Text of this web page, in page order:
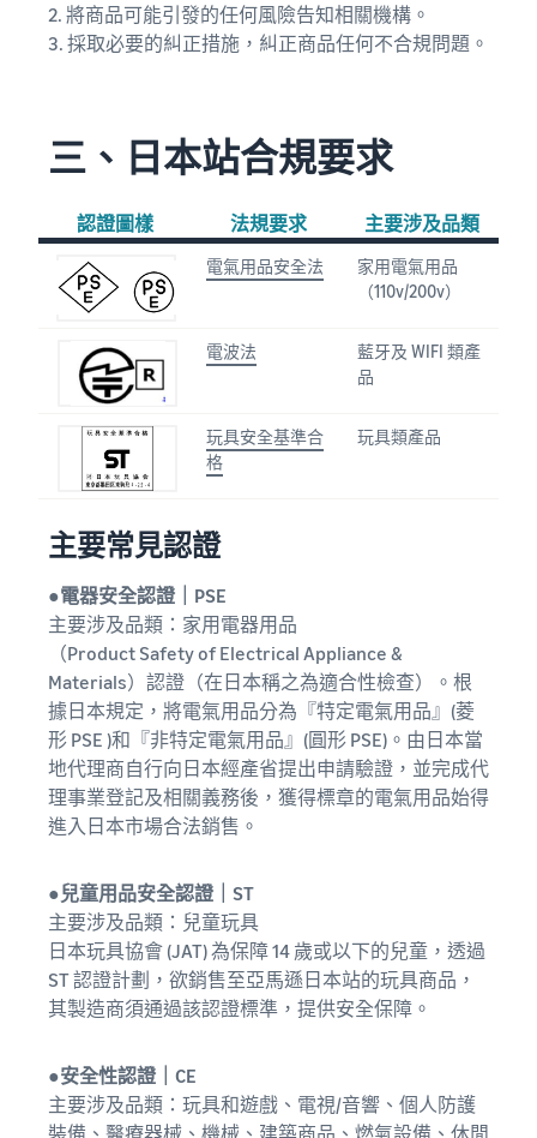
2. 將商品可能引發的任何風險告知相關機構。
3. 採取必要的糾正措施，糾正商品任何不合規問題。
三、日本站合規要求
認證圖樣 法規要求 主要涉及品類
電氣用品安全法
家用電氣用品
（110v/200v）
電波法
藍牙及 WIFI 類產
品
玩具安全基準合
格
玩具類產品
主要常見認證
●電器安全認證｜PSE
主要涉及品類：家用電器用品
（Product Safety of Electrical Appliance &
Materials）認證（在日本稱之為適合性檢查）。根
據日本規定，將電氣用品分為『特定電氣用品』(菱
形 PSE )和『非特定電氣用品』(圓形 PSE)。由日本當
地代理商自行向日本經產省提出申請驗證，並完成代
理事業登記及相關義務後，獲得標章的電氣用品始得
進入日本市場合法銷售。
●兒童用品安全認證｜ST
主要涉及品類：兒童玩具
日本玩具協會 (JAT) 為保障 14 歲或以下的兒童，透過
ST 認證計劃，欲銷售至亞馬遜日本站的玩具商品，
其製造商須通過該認證標準，提供安全保障。
●安全性認證｜CE
主要涉及品類：玩具和遊戲、電視/音響、個人防護